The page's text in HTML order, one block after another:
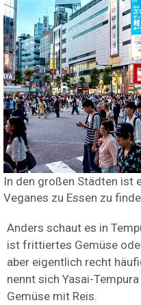
In den großen Städten ist
Veganes zu Essen zu
Anders schaut es in
ist frittiertes Gemüse
aber eigentlich recht
nennt sich Yasai-
Gemüse mit Reis.